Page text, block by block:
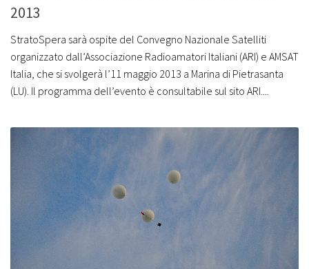
2013
StratoSpera sarà ospite del Convegno Nazionale Satelliti
organizzato dall’Associazione Radioamatori Italiani (ARI) e AMSAT
Italia, che si svolgerà l’11 maggio 2013 a Marina di Pietrasanta
(LU). Il programma dell’evento è consultabile sul sito ARI....